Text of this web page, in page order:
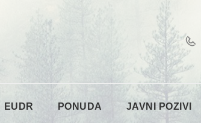
EUDR PONUDA JAVNI POZIVI